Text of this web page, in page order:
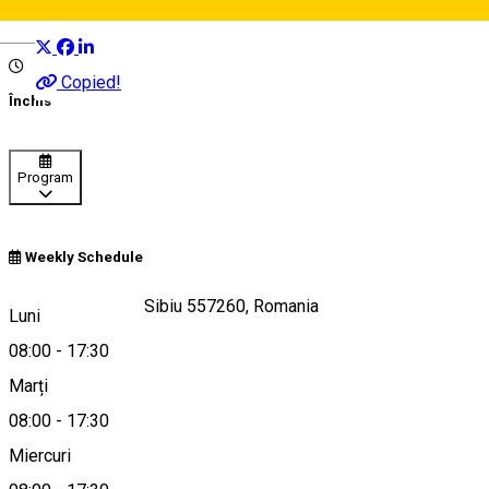
Deutsch
Copied!
Închis
Program
Weekly Schedule
Luni
08:00 - 17:30
Marți
08:00 - 17:30
Miercuri
Strada Berăriei 4, Sibiu 557260, Romania
Hartă